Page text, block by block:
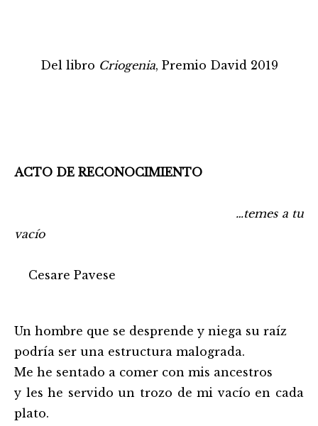
Del libro Criogenia, Premio David 2019
ACTO DE RECONOCIMIENTO
…temes a tu
vacío
Cesare Pavese
Un hombre que se desprende y niega su raíz
podría ser una estructura malograda.
Me he sentado a comer con mis ancestros
y les he servido un trozo de mi vacío en cada
plato.